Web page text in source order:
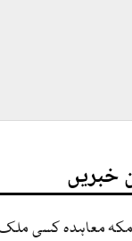
خبریں
معاہدہ کسی